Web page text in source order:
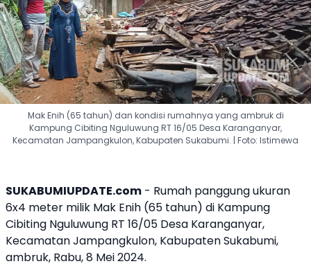
Mak Enih (65 tahun) dan kondisi rumahnya yang ambruk di
Kampung Cibiting Nguluwung RT 16/05 Desa Karanganyar,
Kecamatan Jampangkulon, Kabupaten Sukabumi. | Foto: Istimewa
SUKABUMIUPDATE.com - Rumah panggung ukuran
6x4 meter milik Mak Enih (65 tahun) di Kampung
Cibiting Nguluwung RT 16/05 Desa Karanganyar,
Kecamatan Jampangkulon, Kabupaten Sukabumi,
ambruk, Rabu, 8 Mei 2024.